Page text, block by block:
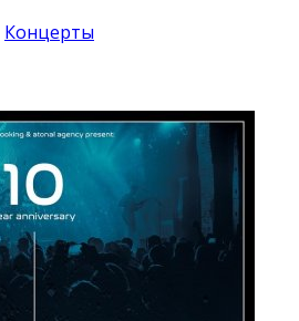
Концерты